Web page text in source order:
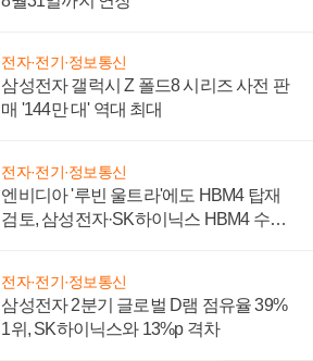
전자·전기·정보통신
삼성전자 갤럭시 Z 폴드8 시리즈 사전 판
매 '144만 대' 역대 최대
전자·전기·정보통신
엔비디아 '루빈 울트라'에도 HBM4 탑재
검토, 삼성전자·SK하이닉스 HBM4 수율
전자·전기·정보통신
삼성전자 2분기 글로벌 D램 점유율 39%
1위, SK하이닉스와 13%p 격차